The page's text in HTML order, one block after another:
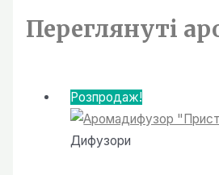
Переглянутi
Розпродаж!
Дифузори